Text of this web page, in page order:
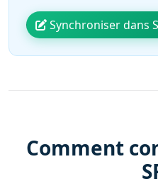
Synchroniser dans
Comment